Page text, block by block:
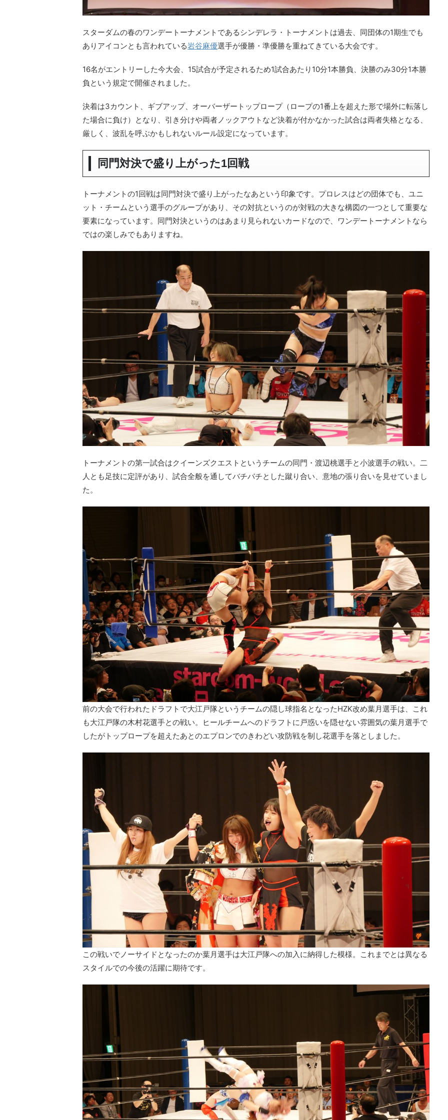
スターダムの春のワンデートーナメントであるシンデレラ・トーナメントは過去、同団体の1期生でも
ありアイコンとも言われている岩谷麻優選手が優勝・準優勝を重ねてきている大会です。
16名がエントリーした今大会、15試合が予定されるため1試合あたり10分1本勝負、決勝のみ30分1本勝
負という規定で開催されました。
決着は3カウント、ギブアップ、オーバーザートップロープ（ロープの1番上を超えた形で場外に転落し
た場合に負け）となり、引き分けや両者ノックアウトなど決着が付かなかった試合は両者失格となる、
厳しく、波乱を呼ぶかもしれないルール設定になっています。
同門対決で盛り上がった1回戦
トーナメントの1回戦は同門対決で盛り上がったなあという印象です。プロレスはどの団体でも、ユニ
ット・チームという選手のグループがあり、その対抗というのが対戦の大きな構図の一つとして重要な
要素になっています。同門対決というのはあまり見られないカードなので、ワンデートーナメントなら
ではの楽しみでもありますね。
トーナメントの第一試合はクイーンズクエストというチームの同門・渡辺桃選手と小波選手の戦い。二
人とも足技に定評があり、試合全般を通してバチバチとした蹴り合い、意地の張り合いを見せていまし
た。
前の大会で行われたドラフトで大江戸隊というチームの隠し球指名となったHZK改め葉月選手は、これ
も大江戸隊の木村花選手との戦い。ヒールチームへのドラフトに戸惑いを隠せない雰囲気の葉月選手で
したがトップロープを超えたあとのエプロンでのきわどい攻防戦を制し花選手を落としました。
この戦いでノーサイドとなったのか葉月選手は大江戸隊への加入に納得した模様。これまでとは異なる
スタイルでの今後の活躍に期待です。